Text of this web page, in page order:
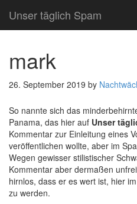
Unser täglich Spam
mark
26. September 2019 by
So nannte sich das
Panama, das hier auf Unser
Kommentar zur Einleitung eines
veröffentlichen wollte, aber im
Wegen gewisser stilistischer
Kommentar aber dermaßen
hirnlos, dass er es wert ist, hier
zu werden.